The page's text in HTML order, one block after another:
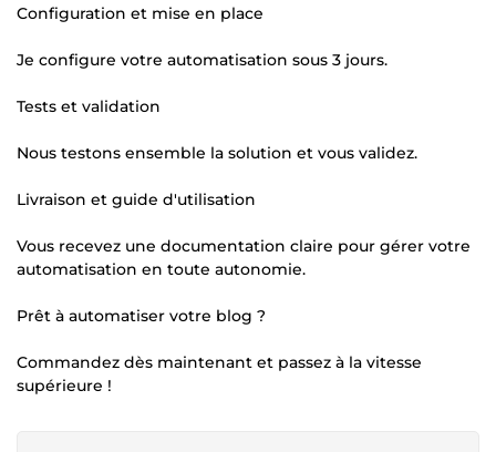
Configuration et mise en place
Je configure votre automatisation sous 3 jours.
Tests et validation
Nous testons ensemble la solution et vous validez.
Livraison et guide d'utilisation
Vous recevez une documentation claire pour gérer votre
automatisation en toute autonomie.
Prêt à automatiser votre blog ?
Commandez dès maintenant et passez à la vitesse
supérieure !